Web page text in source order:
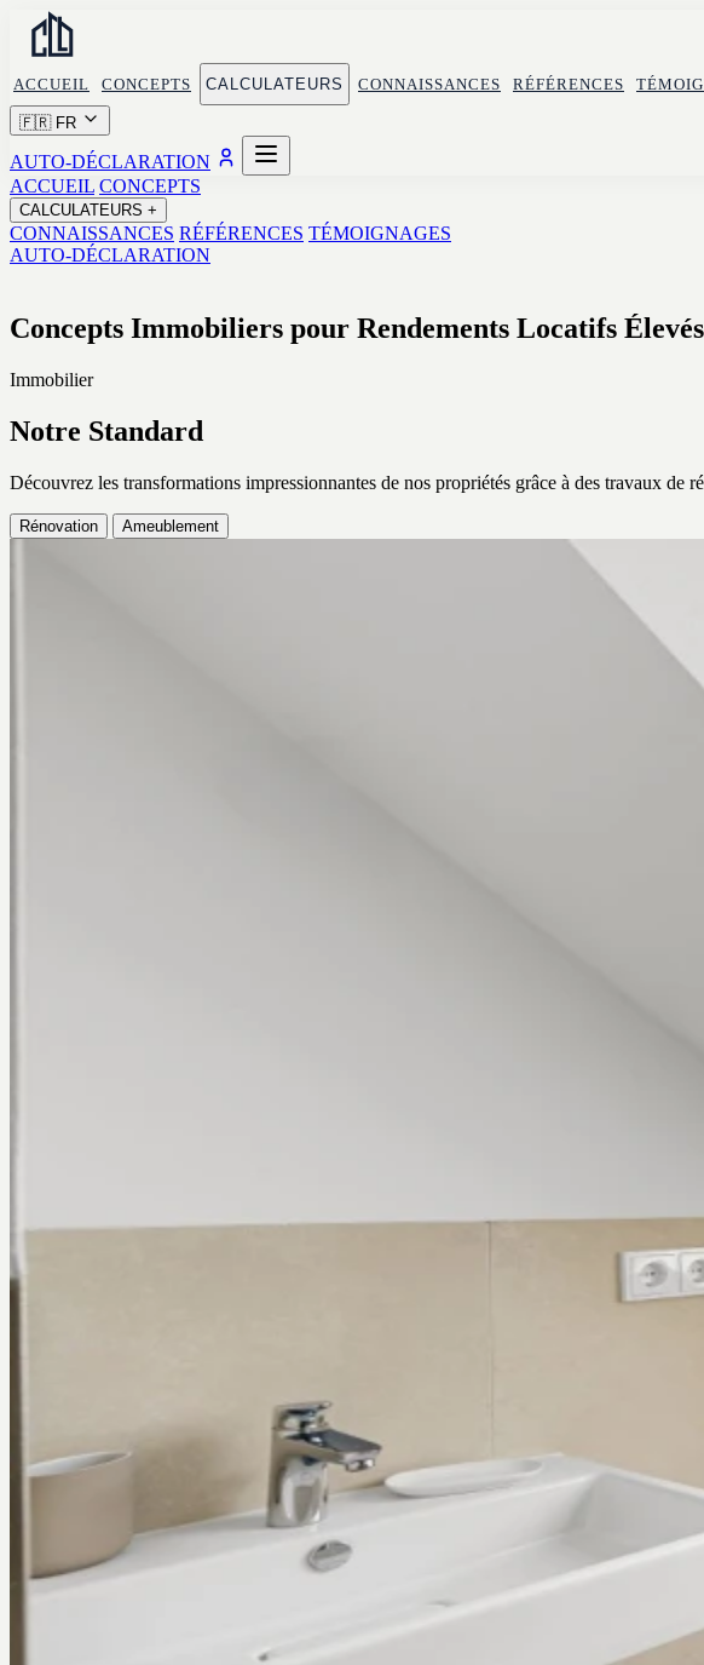
ACCUEIL CONCEPTS CALCULATEURS CONNAISSANCES RÉFÉRENCES
🇫🇷 FR
AUTO-DÉCLARATION
ACCUEIL CONCEPTS
CALCULATEURS +
CONNAISSANCES RÉFÉRENCES TÉMOIGNAGES
AUTO-DÉCLARATION
Concepts Immobiliers pour Rendements Locatifs
Immobilier
Notre Standard
Découvrez les transformations impressionnantes de nos propriétés grâce à des travaux
Rénovation Ameublement